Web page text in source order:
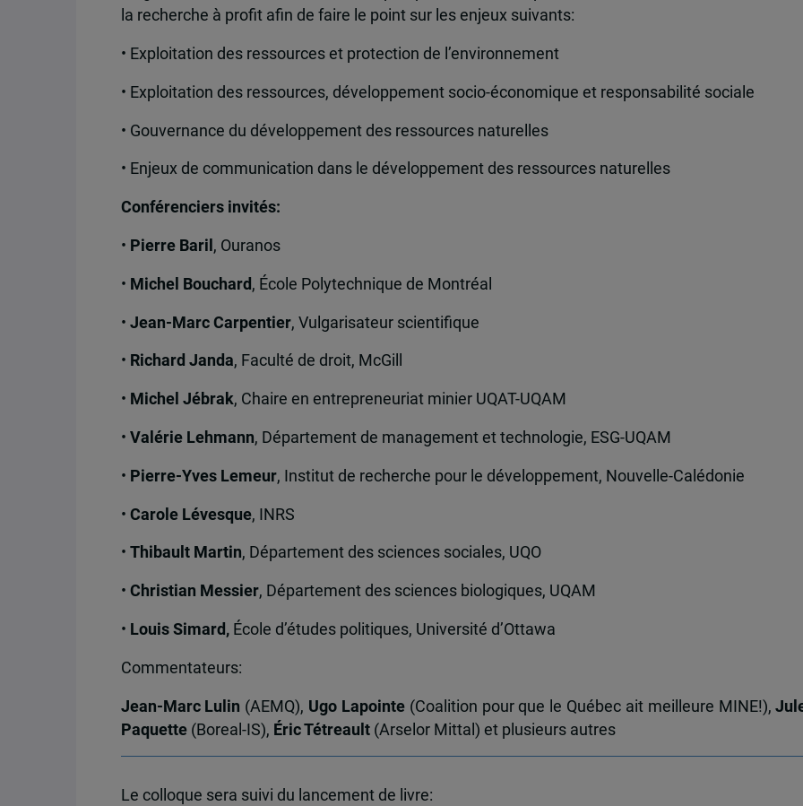
la recherche à profit afin de faire le point sur les enjeux suivants:
• Exploitation des ressources et protection de l’environnement
• Exploitation des ressources, développement socio-économique et responsabilité sociale
• Gouvernance du développement des ressources naturelles
• Enjeux de communication dans le développement des ressources naturelles
Conférenciers invités:
• Pierre Baril , Ouranos
• Michel Bouchard , École Polytechnique de Montréal
• Jean-Marc Carpentier, Vulgarisateur scientifique
• Richard Janda, Faculté de droit, McGill
• Michel Jébrak, Chaire en entrepreneuriat minier UQAT-UQAM
• Valérie Lehmann, Département de management et technologie, ESG-UQAM
• Pierre-Yves Lemeur, Institut de recherche pour le développement, Nouvelle-Calédonie
• Carole Lévesque, INRS
• Thibault Martin, Département des sciences sociales, UQO
• Christian Messier, Département des sciences biologiques, UQAM
• Louis Simard,École d’études politiques, Université d’Ottawa
Commentateurs:
Jean-Marc Lulin (AEMQ), Ugo Lapointe (Coalition pour que le Québec ait meilleure MINE!),
Paquette (Boreal-IS), Éric Tétreault(Arselor Mittal) et plusieurs autres
Le colloque sera suivi du lancement de livre: